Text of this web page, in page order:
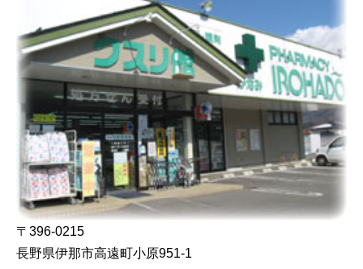
〒396-0215
長野県伊那市高遠町小原951-1